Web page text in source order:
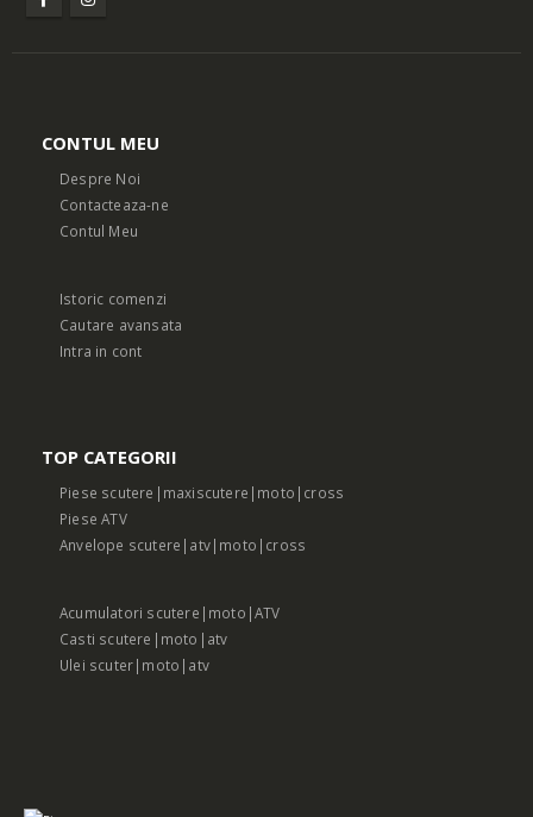
CONTUL MEU
Despre Noi
Contacteaza-ne
Contul Meu
Istoric comenzi
Cautare avansata
Intra in cont
TOP CATEGORII
Piese scutere|maxiscutere|moto|cross
Piese ATV
Anvelope scutere|atv|moto|cross
Acumulatori scutere|moto|ATV
Casti scutere|moto|atv
Ulei scuter|moto|atv